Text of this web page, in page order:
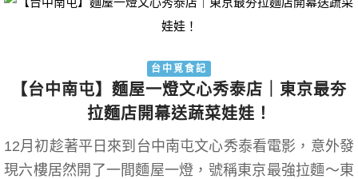
台中覓食記
【台中南屯】麵屋一燈文心秀泰店｜東京最夯
拉麵店開幕送蔬菜娃娃！
12月初趁著平日來到台中南屯文心秀泰看電影，意外發
現六樓居然開了一間麵屋一燈，號稱東京最強拉麵～東